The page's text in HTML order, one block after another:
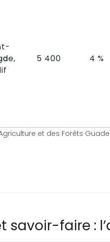
5 400 4 %
et des Forêts
savoir-faire :